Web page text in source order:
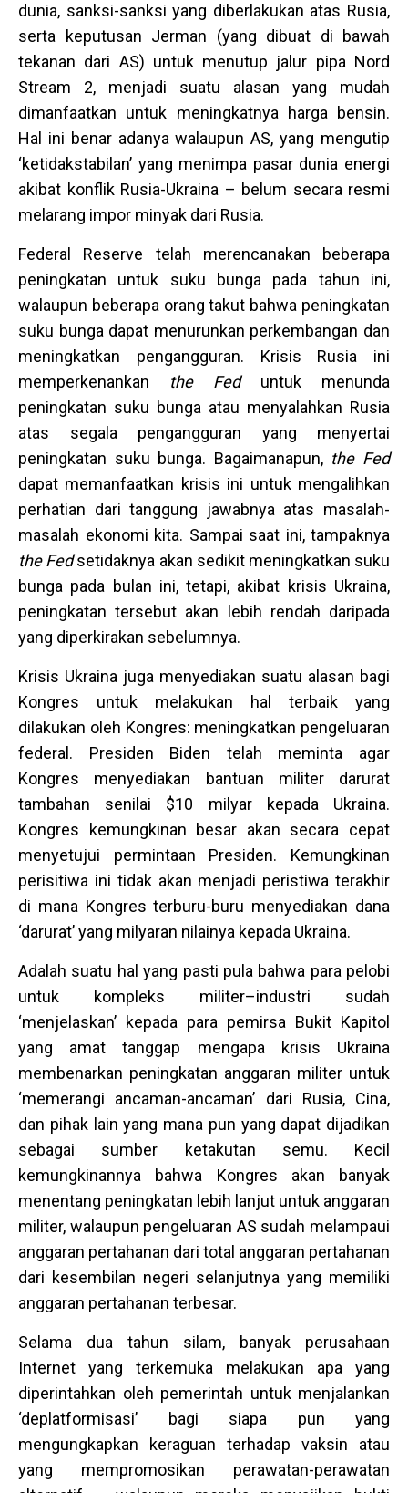
dunia, sanksi-sanksi yang diberlakukan atas Rusia,
serta keputusan Jerman (yang dibuat di bawah
tekanan dari AS) untuk menutup jalur pipa Nord
Stream 2, menjadi suatu alasan yang mudah
dimanfaatkan untuk meningkatnya harga bensin.
Hal ini benar adanya walaupun AS, yang mengutip
‘ketidakstabilan’ yang menimpa pasar dunia energi
akibat konflik Rusia-Ukraina – belum secara resmi
melarang impor minyak dari Rusia.
Federal Reserve telah merencanakan beberapa
peningkatan untuk suku bunga pada tahun ini,
walaupun beberapa orang takut bahwa peningkatan
suku bunga dapat menurunkan perkembangan dan
meningkatkan pengangguran. Krisis Rusia ini
memperkenankan the Feduntuk menunda
peningkatan suku bunga atau menyalahkan Rusia
atas segala pengangguran yang menyertai
peningkatan suku bunga. Bagaimanapun, the Fed
dapat memanfaatkan krisis ini untuk mengalihkan
perhatian dari tanggung jawabnya atas masalah-
masalah ekonomi kita. Sampai saat ini, tampaknya
the Fedsetidaknya akan sedikit meningkatkan suku
bunga pada bulan ini, tetapi, akibat krisis Ukraina,
peningkatan tersebut akan lebih rendah daripada
yang diperkirakan sebelumnya.
Krisis Ukraina juga menyediakan suatu alasan bagi
Kongres untuk melakukan hal terbaik yang
dilakukan oleh Kongres: meningkatkan pengeluaran
federal. Presiden Biden telah meminta agar
Kongres menyediakan bantuan militer darurat
tambahan senilai $10 milyar kepada Ukraina.
Kongres kemungkinan besar akan secara cepat
menyetujui permintaan Presiden. Kemungkinan
perisitiwa ini tidak akan menjadi peristiwa terakhir
di mana Kongres terburu-buru menyediakan dana
‘darurat’ yang milyaran nilainya kepada Ukraina.
Adalah suatu hal yang pasti pula bahwa para pelobi
untuk kompleks militer–industri sudah
‘menjelaskan’ kepada para pemirsa Bukit Kapitol
yang amat tanggap mengapa krisis Ukraina
membenarkan peningkatan anggaran militer untuk
‘memerangi ancaman-ancaman’ dari Rusia, Cina,
dan pihak lain yang mana pun yang dapat dijadikan
sebagai sumber ketakutan semu. Kecil
kemungkinannya bahwa Kongres akan banyak
menentang peningkatan lebih lanjut untuk anggaran
militer, walaupun pengeluaran AS sudah melampaui
anggaran pertahanan dari total anggaran pertahanan
dari kesembilan negeri selanjutnya yang memiliki
anggaran pertahanan terbesar.
Selama dua tahun silam, banyak perusahaan
Internet yang terkemuka melakukan apa yang
diperintahkan oleh pemerintah untuk menjalankan
‘deplatformisasi’ bagi siapa pun yang
mengungkapkan keraguan terhadap vaksin atau
yang mempromosikan perawatan-perawatan